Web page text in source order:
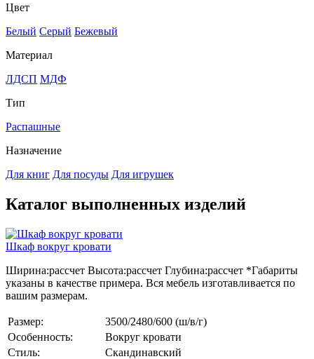
Цвет
Белый Серый Бежевый
Материал
ЛДСП МДФ
Тип
Распашные
Назначение
Для книг Для посуды Для игрушек
Каталог выполненных изделий
Шкаф вокруг кровати
Ширина:рассчет Высота:рассчет Глубина:рассчет *Габариты
указаны в качестве примера. Вся мебель изготавливается по
вашим размерам.
Размер:
3500/2480/600 (ш/в/г)
Особенность:
Вокруг кровати
Стиль:
Скандинавский